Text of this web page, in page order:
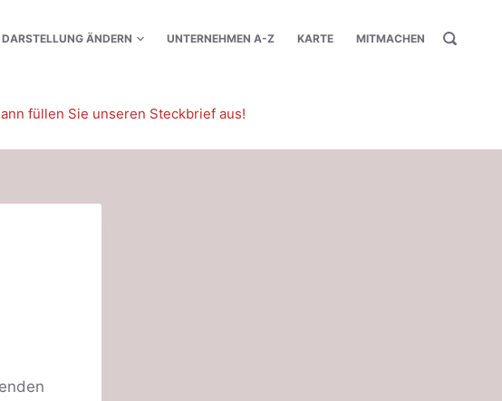
DARSTELLUNG ÄNDERN UNTERNEHMEN A-Z KARTE MITMACHEN
füllen Sie unseren Steckbrief aus!